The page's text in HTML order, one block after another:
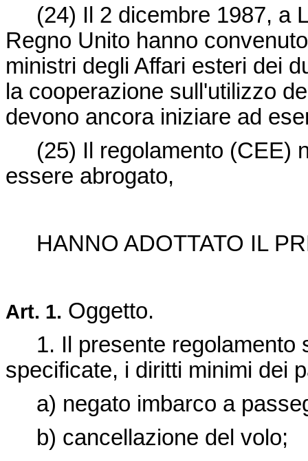
(24) Il 2 dicembre 1987, a
Regno Unito hanno
ministri degli Affari esteri dei
la cooperazione sull'utilizzo
devono ancora iniziare ad
(25) Il regolamento (CEE)
essere abrogato,
HANNO ADOTTATO IL
Art. 1. Oggetto.
1. Il presente regolamento
specificate, i diritti minimi dei
a) negato imbarco a
b) cancellazione del volo;